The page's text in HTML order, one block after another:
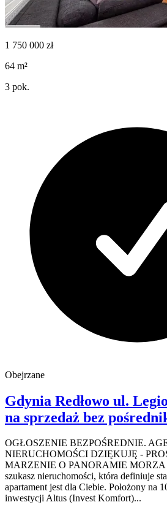
1 750 000 zł
64 m²
3 pok.
Obejrzane
Gdynia Redłowo ul.
na sprzedaż bez
OGŁOSZENIE BEZPOŚREDNIE.
NIERUCHOMOŚCI DZIĘKUJĘ -
MARZENIE O PANORAMIE MORZA
szukasz nieruchomości, która definiuje
apartament jest dla Ciebie. Położony na
inwestycji Altus (Invest Komfort)...